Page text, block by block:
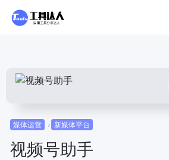
媒体运营 新媒体平台
视频号助手